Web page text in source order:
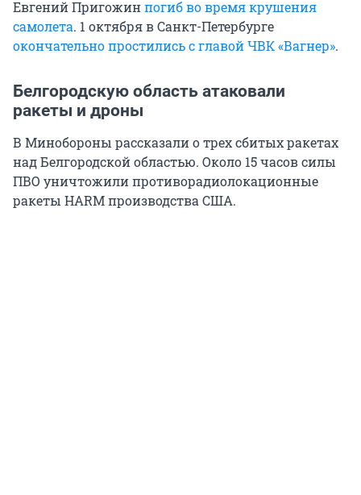
Евгений Пригожинпогиб во время крушения
самолета. 1 октября в Санкт-Петербурге
окончательно простились с главой ЧВК «Вагнер».
Белгородскую область атаковали
ракеты и дроны
В Минобороны рассказали о трех сбитых ракетах
над Белгородской областью. Около 15 часов силы
ПВО уничтожили противорадиолокационные
ракеты HARM производства США.